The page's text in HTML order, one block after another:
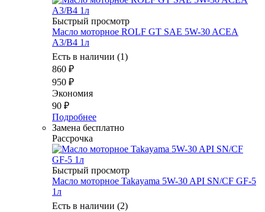
Быстрый просмотр
Масло моторное ROLF GT SAE 5W-30 ACEA
A3/B4 1л
Есть в наличии (1)
860 ₽
950 ₽
Экономия
90 ₽
Подробнее
Замена бесплатно
Рассрочка
Быстрый просмотр
Масло моторное Takayama 5W-30 API SN/CF GF-5
1л
Есть в наличии (2)